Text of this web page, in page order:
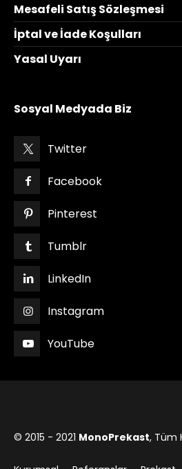
Mesafeli Satış Sözleşmesi
İptal ve İade Koşulları
Yasal Uyarı
Sosyal Medyada Biz
Twitter
Facebook
Pinterest
Tumblr
LinkedIn
Instagram
YouTube
© 2015 - 2021 MonoPrekast, Tüm